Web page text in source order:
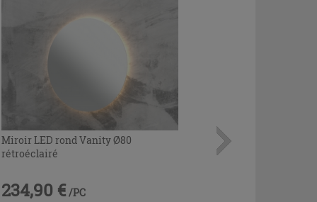
Miroir LED rond Vanity Ø80
rétroéclairé
234,90 € /PC